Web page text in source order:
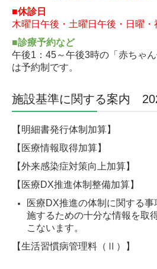
■休診日
木曜日午後・土曜日午後・日曜・
■診療予約など
午後1：45～午後3時の「赤ちゃ
は予約制です。
施設基準に関する案内
【明細書発行体制加算】
【医療情報取得加算】
【外来感染症対策向上加算】
【医療DX推進体制整備加算】
医療DX推進の体制に関する
施するための十分な情報を取
こないます。
【生活習慣病管理料（Ⅱ）】